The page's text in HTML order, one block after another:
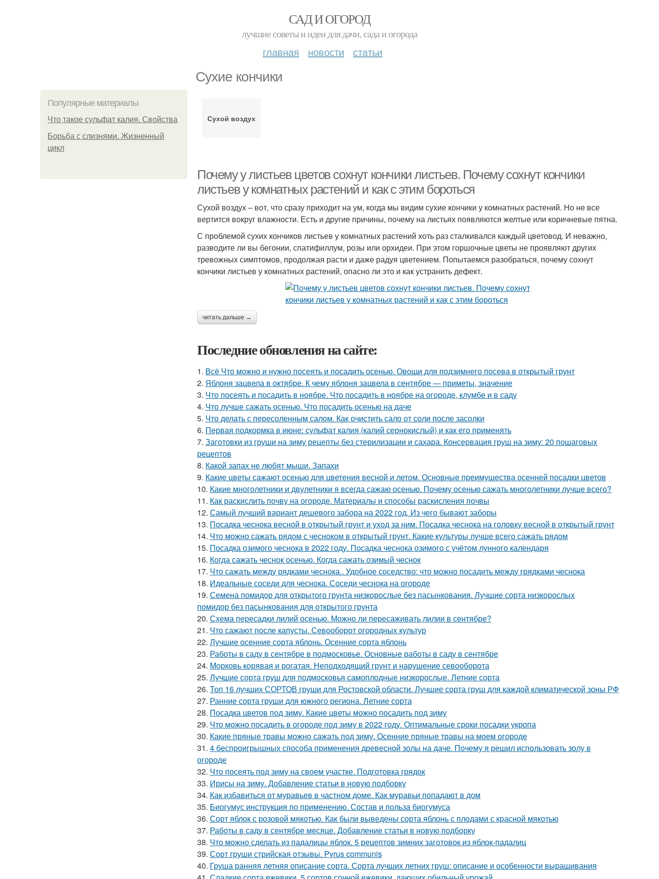
САД И ОГОРОД
лучшие советы и идеи для дачи, сада и огорода
главная новости статьи
Сухие кончики
Популярные материалы
Что такое сульфат калия. Свойства
Борьба с слизнями. Жизненный
цикл
Сухой воздух
Почему у листьев цветов сохнут кончики листьев. Почему сохнут кончики
листьев у комнатных растений и как с этим бороться
Сухой воздух – вот, что сразу приходит на ум, когда мы видим сухие кончики у комнатных растений. Но не все
вертится вокруг влажности. Есть и другие причины, почему на листьях появляются желтые или коричневые пятна.
С проблемой сухих кончиков листьев у комнатных растений хоть раз сталкивался каждый цветовод. И неважно,
разводите ли вы бегонии, спатифиллум, розы или орхидеи. При этом горшочные цветы не проявляют других
тревожных симптомов, продолжая расти и даже радуя цветением. Попытаемся разобраться, почему сохнут
кончики листьев у комнатных растений, опасно ли это и как устранить дефект.
читать дальше →
Последние обновления на сайте:
1. Всё Что можно и нужно посеять и посадить осенью. Овощи для подзимнего посева в открытый грунт
2. Яблоня зацвела в октябре. К чему яблоня зацвела в сентябре — приметы, значение
3. Что посеять и посадить в ноябре. Что посадить в ноябре на огороде, клумбе и в саду
4. Что лучше сажать осенью. Что посадить осенью на даче
5. Что делать с пересоленным салом. Как очистить сало от соли после засолки
6. Первая подкормка в июне: сульфат калия (калий сернокислый) и как его применять
7. Заготовки из груши на зиму рецепты без стерилизации и сахара. Консервация груш на зиму: 20 пошаговых
рецептов
8. Какой запах не любят мыши. Запахи
9. Какие цветы сажают осенью для цветения весной и летом. Основные преимущества осенней посадки цветов
10. Какие многолетники и двулетники я всегда сажаю осенью. Почему осенью сажать многолетники лучше всего?
11. Как раскислить почву на огороде. Материалы и способы раскисления почвы
12. Самый лучший вариант дешевого забора на 2022 год. Из чего бывают заборы
13. Посадка чеснока весной в открытый грунт и уход за ним. Посадка чеснока на головку весной в открытый грунт
14. Что можно сажать рядом с чесноком в открытый грунт. Какие культуры лучше всего сажать рядом
15. Посадка озимого чеснока в 2022 году. Посадка чеснока озимого с учётом лунного календаря
16. Когда сажать чеснок осенью. Когда сажать озимый чеснок
17. Что сажать между рядками чеснока.. Удобное соседство: что можно посадить между грядками чеснока
18. Идеальные соседи для чеснока. Соседи чеснока на огороде
19. Семена помидор для открытого грунта низкорослые без пасынкования. Лучшие сорта низкорослых
помидор без пасынкования для открытого грунта
20. Схема пересадки лилий осенью. Можно ли пересаживать лилии в сентябре?
21. Что сажают после капусты. Севооборот огородных культур
22. Лучшие осенние сорта яблонь. Осенние сорта яблонь
23. Работы в саду в сентябре в подмосковье. Основные работы в саду в сентябре
24. Морковь корявая и рогатая. Неподходящий грунт и нарушение севооборота
25. Лучшие сорта груш для подмосковья самоплодные низкорослые. Летние сорта
26. Топ 16 лучших СОРТОВ груши для Ростовской области. Лучшие сорта груш для каждой климатической зоны РФ
27. Ранние сорта груши для южного региона. Летние сорта
28. Посадка цветов под зиму. Какие цветы можно посадить под зиму
29. Что можно посадить в огороде под зиму в 2022 году. Оптимальные сроки посадки укропа
30. Какие пряные травы можно сажать под зиму. Осенние пряные травы на моем огороде
31. 4 беспроигрышных способа применения древесной золы на даче. Почему я решил использовать золу в
огороде
32. Что посеять под зиму на своем участке. Подготовка грядок
33. Ирисы на зиму. Добавление статьи в новую подборку
34. Как избавиться от муравьев в частном доме. Как муравьи попадают в дом
35. Биогумус инструкция по применению. Состав и польза биогумуса
36. Сорт яблок с розовой мякотью. Как были выведены сорта яблонь с плодами с красной мякотью
37. Работы в саду в сентябре месяце. Добавление статьи в новую подборку
38. Что можно сделать из падалицы яблок. 5 рецептов зимних заготовок из яблок-падалиц
39. Сорт груши стрийская отзывы. Pyrus communis
40. Груша ранняя летняя описание сорта. Сорта лучших летних груш: описание и особенности выращивания